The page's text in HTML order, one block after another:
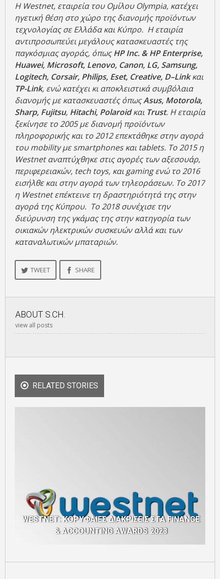
Η Westnet, εταιρεία του Ομίλου Olympia, κατέχει
ηγετική θέση στο χώρο της διανομής προϊόντων
τεχνολογίας σε Ελλάδα και Κύπρο. Ηεταιρία
αντιπροσωπεύει μεγάλους κατασκευαστές της
παγκόσμιας αγοράς, όπωςHP Inc. &HP Enterprise,
Huawei, Microsoft, Lenovo, Canon, LG, Samsung,
Logitech, Corsair, Philips, Eset, Creative, D–Link και
TP-Link, ενώ κατέχει κι αποκλειστικά συμβόλαια
διανομής με κατασκευαστές όπωςAsus, Motorola,
Sharp, Fujitsu, Hitachi, Polaroid και Trust. Η εταιρία
ξεκίνησε το 2005 με διανομή προϊόντων
πληροφορικής και το 2012 επεκτάθηκε στην αγορά
του mobility με smartphones και tablets. Το 2015 η
Westnetαναπτύχθηκε στις αγορές των αξεσουάρ,
περιφερειακών, tech toys, καιgamingενώ το 2016
εισήλθε και στην αγορά των τηλεοράσεων. Το 2017
η Westnetεπέκτεινε τη δραστηριότητά της στην
αγορά της Κύπρου. Το 2018 συνέχισε την
διεύρυνση της γκάμας της στην κατηγορία των
οικιακών ηλεκτρικών συσκευών αλλά και των
καταναλωτικών μπαταριών.
TWEET SHARE
ABOUT S.CH.
view all posts
RELATED STORIES
WESTNET: ΚΟΡΥΦΑΙΕΣ ΔΙΑΚΡΙΣΕΙΣ ΣΤΑ FINANCE
& ACCOUNTING AWARDS 2023